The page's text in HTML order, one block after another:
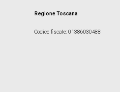
Regione Toscana
Codice fiscale: 01386030488